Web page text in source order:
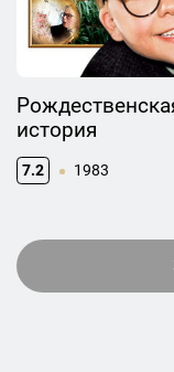
история
7.2 1983